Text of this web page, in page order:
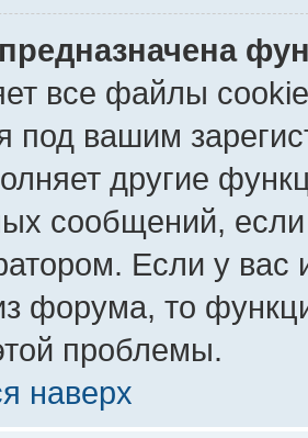
все файлы
под вашим
другие
сообщений,
Если у
форума, то
проблемы.
наверх